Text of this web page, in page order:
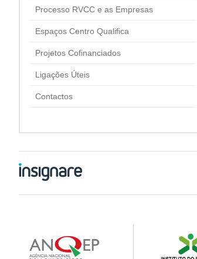
Processo RVCC e as Empresas
Espaços Centro Qualifica
Projetos Cofinanciados
Ligações Úteis
Contactos